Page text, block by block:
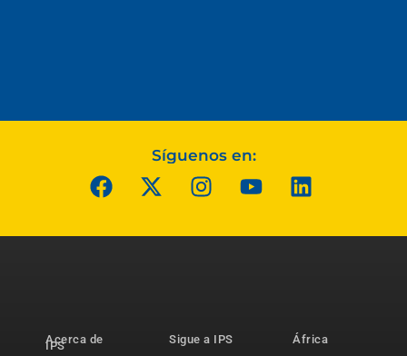
Síguenos en:
Acerca de
IPS
Sigue a IPS
África